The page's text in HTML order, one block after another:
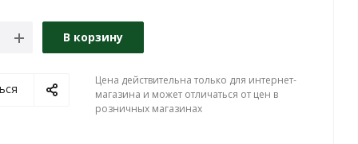
В корзину
Цена действительна только для интернет-
магазина и может отличаться от цен в
розничных магазинах